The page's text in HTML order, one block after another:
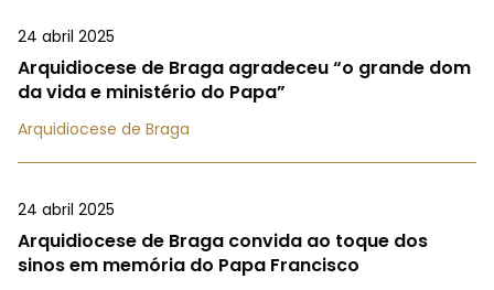
24 abril 2025
Arquidiocese de Braga agradeceu “o grande dom
da vida e ministério do Papa”
Arquidiocese de Braga
24 abril 2025
Arquidiocese de Braga convida ao toque dos
sinos em memória do Papa Francisco